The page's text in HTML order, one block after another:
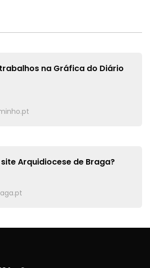
na Gráfica do Diário
Arquidiocese de Braga?